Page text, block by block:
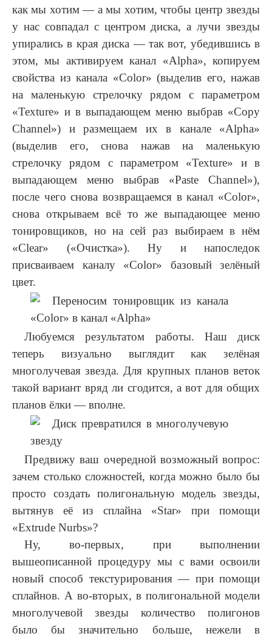
как мы хотим — а мы хотим, чтобы центр звезды
у нас совпадал с центром диска, а лучи звезды
упирались в края диска — так вот, убедившись в
этом, мы активируем канал «Alpha», копируем
свойства из канала «Color» (выделив его, нажав
на маленькую стрелочку рядом с параметром
«Texture» и в выпадающем меню выбрав «Copy
Channel») и размещаем их в канале «Alpha»
(выделив его, снова нажав на маленькую
стрелочку рядом с параметром «Texture» и в
выпадающем меню выбрав «Paste Channel»),
после чего снова возвращаемся в канал «Color»,
снова открываем всё то же выпадающее меню
тонировщиков, но на сей раз выбираем в нём
«Clear» («Очистка»). Ну и напоследок
присваиваем каналу «Color» базовый зелёный
цвет.
Любуемся результатом работы. Наш диск
теперь визуально выглядит как зелёная
многолучевая звезда. Для крупных планов веток
такой вариант вряд ли сгодится, а вот для общих
планов ёлки — вполне.
Предвижу ваш очередной возможный вопрос:
зачем столько сложностей, когда можно было бы
просто создать полигональную модель звезды,
вытянув её из сплайна «Star» при помощи
«Extrude Nurbs»?
Ну, во-первых, при выполнении
вышеописанной процедуру мы с вами освоили
новый способ текстурирования — при помощи
сплайнов. А во-вторых, в полигональной модели
многолучевой звезды количество полигонов
было бы значительно больше, нежели в